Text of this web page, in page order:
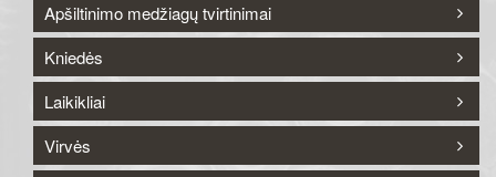
Apšiltinimo medžiagų tvirtinimai
Kniedės
Laikikliai
Virvės